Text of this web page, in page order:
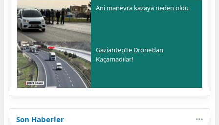
Ani manevra kazaya neden oldu
Gaziantep’te Drone’dan
Kaçamadılar!
Son Haberler